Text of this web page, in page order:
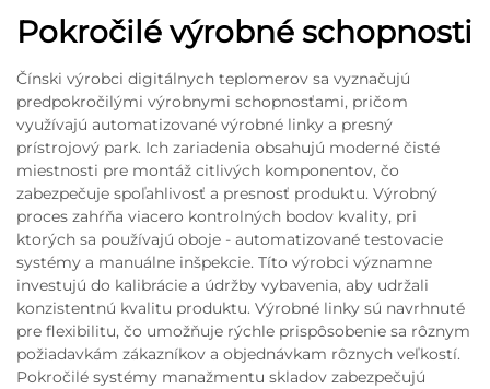
Pokročilé výrobné schopnosti
Čínski výrobci digitálnych teplomerov sa vyznačujú
predpokročilými výrobnymi schopnosťami, pričom
využívajú automatizované výrobné linky a presný
prístrojový park. Ich zariadenia obsahujú moderné čisté
miestnosti pre montáž citlivých komponentov, čo
zabezpečuje spoľahlivosť a presnosť produktu. Výrobný
proces zahŕňa viacero kontrolných bodov kvality, pri
ktorých sa používajú oboje - automatizované testovacie
systémy a manuálne inšpekcie. Títo výrobci významne
investujú do kalibrácie a údržby vybavenia, aby udržali
konzistentnú kvalitu produktu. Výrobné linky sú navrhnuté
pre flexibilitu, čo umožňuje rýchle prispôsobenie sa rôznym
požiadavkám zákazníkov a objednávkam rôznych veľkostí.
Pokročilé systémy manažmentu skladov zabezpečujú